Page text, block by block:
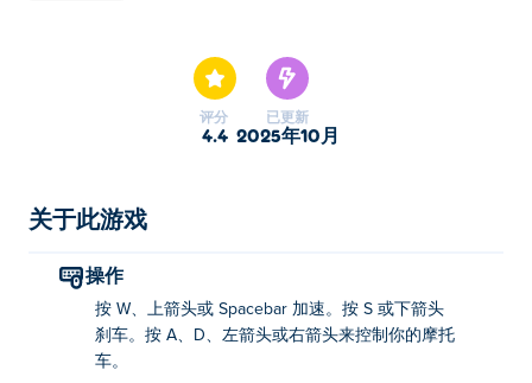
般的跳跃，超越对手，赢得胜利。升级您的摩托车以获得
更好的速度和控制力，并定制您的自行车和骑手以符合您
的风格。您是否有能力成为有史以来最快的越野摩托车赛
如何玩《Mad Skills Motocross 2》？
刹车：S 或向下箭头键
定位你的摩托车：使用 A 和 D 或左右箭头键进行
前空翻和后空翻
评分
4.4
已更新
2025年10月
关于此游戏
操作
按 W、上箭头或 Spacebar 加速。按 S 或下箭头
刹车。按 A、D、左箭头或右箭头来控制你的摩托
车。